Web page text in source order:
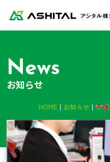
News
お知らせ
HOME お知らせ